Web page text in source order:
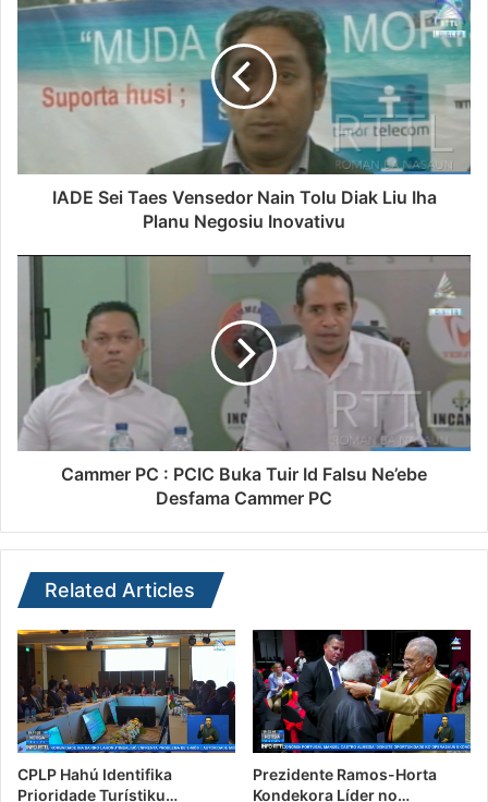
IADE Sei Taes Vensedor Nain Tolu Diak Liu Iha
Planu Negosiu Inovativu
Cammer PC : PCIC Buka Tuir Id Falsu Ne’ebe
Desfama Cammer PC
Related Articles
CPLP Hahú Identifika
Prioridade Turístiku…
Prezidente Ramos-Horta
Kondekora Líder no…